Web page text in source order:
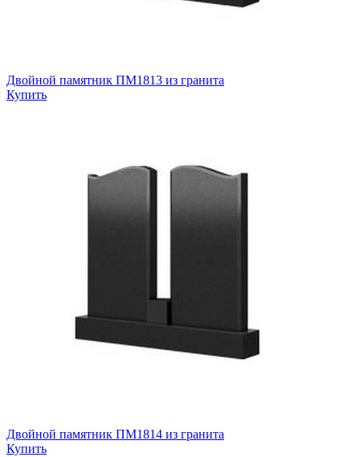
Двойной памятник ПМ1813 из гранита
Купить
Двойной памятник ПМ1814 из гранита
Купить